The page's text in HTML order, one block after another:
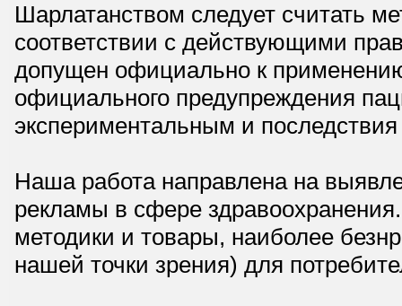
Шарлатанством следует считать
соответствии с действующими
допущен официально к
официального предупреждения
экспериментальным и
Наша работа направлена на
рекламы в сфере
методики и товары, наиболее
нашей точки зрения) для